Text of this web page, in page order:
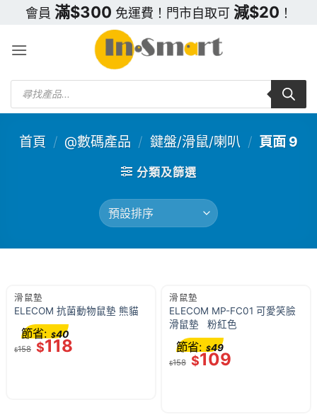
content
會員 滿$300 免運費！門市自取可 減$20 ！
Products
search
首頁 / @數碼產品 / 鍵盤/滑鼠/喇叭 / 頁面 9
分類及篩選
滑鼠墊
ELECOM 抗菌動物鼠墊 熊貓
$158 $118
節省: $40
滑鼠墊
ELECOM MP-FC01 可愛笑臉
滑鼠墊 粉紅色
$158 $109
節省: $49